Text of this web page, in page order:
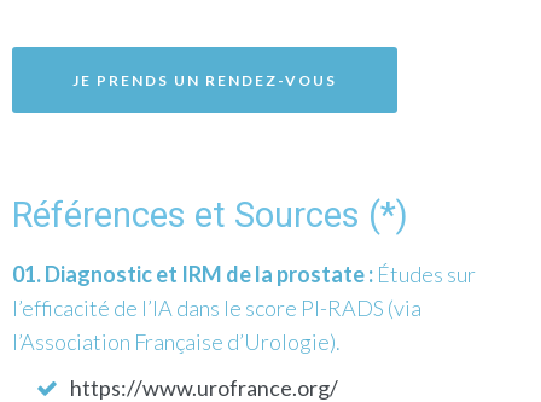
JE PRENDS UN RENDEZ-VOUS
Références et Sources (*)
Diagnostic et IRM de la prostate : Études sur
l’efficacité de l’IA dans le score PI-RADS (via
l’Association Française d’Urologie).
https://www.urofrance.org/